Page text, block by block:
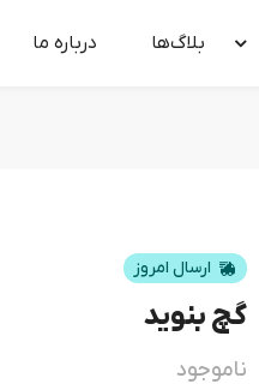
بلاگ‌ها درباره‌ ما
ارسال امروز
گچ بنوید
ناموجود